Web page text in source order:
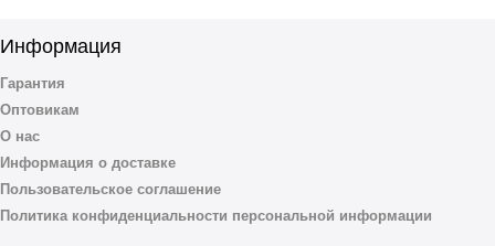
Информация
Гарантия
Оптовикам
О нас
Информация о доставке
Пользовательское соглашение
Политика конфиденциальности персональной информации